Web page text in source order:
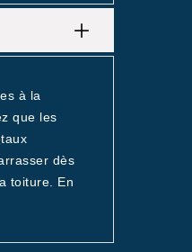
à la
que les
dès
toiture. En